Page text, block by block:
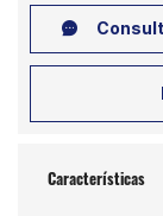
Características